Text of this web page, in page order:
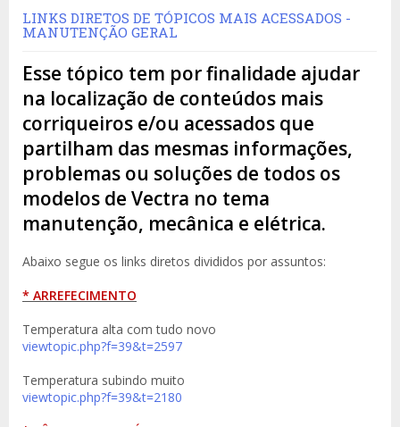
LINKS DIRETOS DE TÓPICOS MAIS ACESSADOS -
MANUTENÇÃO GERAL
Esse tópico tem por finalidade ajudar
na localização de conteúdos mais
corriqueiros e/ou acessados que
partilham das mesmas informações,
problemas ou soluções de todos os
modelos de Vectra no tema
manutenção, mecânica e elétrica.
Abaixo segue os links diretos divididos por assuntos:
* ARREFECIMENTO
Temperatura alta com tudo novo
viewtopic.php?f=39&t=2597
Temperatura subindo muito
viewtopic.php?f=39&t=2180